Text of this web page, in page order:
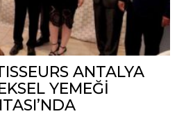
ANTALYA
YEMEĞİ